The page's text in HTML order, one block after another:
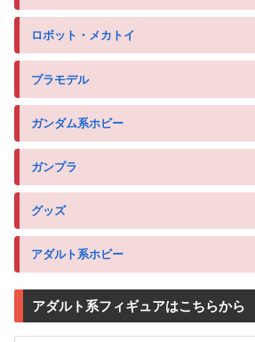
ロボット・メカトイ
プラモデル
ガンダム系ホビー
ガンプラ
グッズ
アダルト系ホビー
アダルト系フィギュアはこちらから